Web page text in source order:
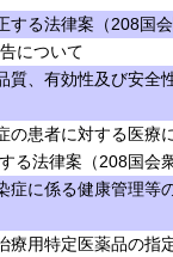
る法律案（208国会
について
質、有効性及び安全
の患者に対する医療
る法律案（208国会衆
症に係る健康管理
療用特定医薬品の